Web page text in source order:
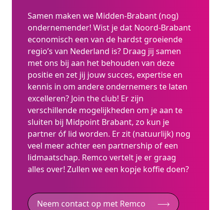
Samen maken we Midden-Brabant (nog)
ondernemender! Wist je dat Noord-Brabant
economisch een van de hardst groeiende
regio’s van Nederland is? Draag jij samen
met ons bij aan het behouden van deze
positie en zet jij jouw succes, expertise en
kennis in om andere ondernemers te laten
excelleren? Join the club! Er zijn
verschillende mogelijkheden om je aan te
sluiten bij Midpoint Brabant, zo kun je
partner óf lid worden. Er zit (natuurlijk) nog
veel meer achter een partnership of een
lidmaatschap. Remco vertelt je er graag
alles over! Zullen we een kopje koffie doen?
Neem contact op met Remco